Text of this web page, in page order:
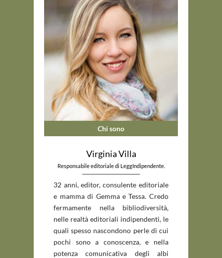
Chi sono
Virginia Villa
Responsabile editoriale di LeggIndipendente.
_____________________________
32 anni, editor, consulente editoriale
e mamma di Gemma e Tessa. Credo
fermamente nella bibliodiversità,
nelle realtà editoriali indipendenti, le
quali spesso nascondono perle di cui
pochi sono a conoscenza, e nella
potenza comunicativa degli albi